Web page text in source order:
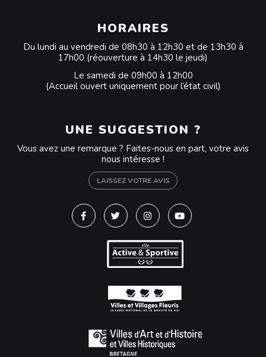
HORAIRES
Du lundi au vendredi de 08h30 à 12h30 et de 13h30 à
17h00 (réouverture à 14h30 le jeudi)
Le samedi de 09h00 à 12h00
(Accueil ouvert uniquement pour l’état civil)
UNE SUGGESTION ?
Vous avez une remarque ? Faites-nous en part, votre avis
nous intéresse !
LAISSEZ VOTRE AVIS
Lien vers le compte Facebook
Lien vers le compte Twitter
Lien vers le compte
Lien vers la chaîne